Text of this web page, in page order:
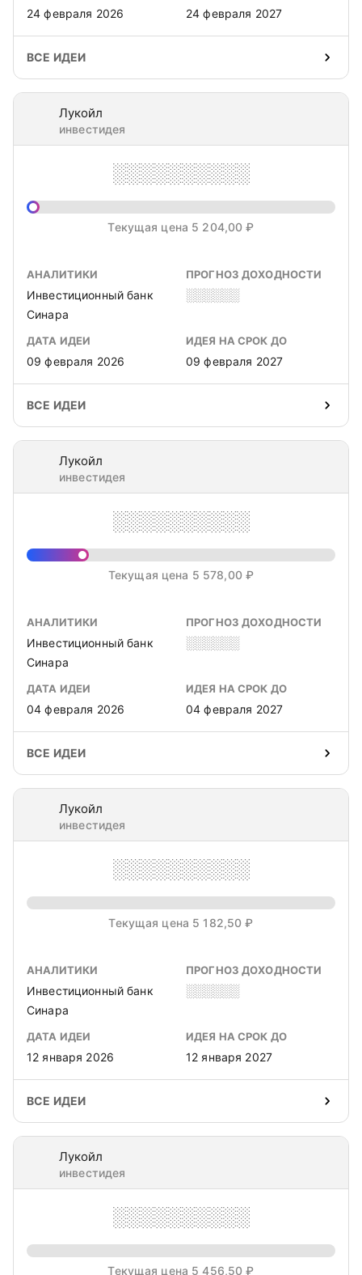
24 февраля 2026 24 февраля 2027
ВСЕ ИДЕИ
Лукойл
инвестидея
░░░░░░░░░░
Текущая цена 5 204,00 ₽
АНАЛИТИКИ
Инвестиционный банк
Синара
ПРОГНОЗ ДОХОДНОСТИ
░░░░░░
ДАТА ИДЕИ
09 февраля 2026
ИДЕЯ НА СРОК ДО
09 февраля 2027
ВСЕ ИДЕИ
Лукойл
инвестидея
░░░░░░░░░░
Текущая цена 5 578,00 ₽
АНАЛИТИКИ
Инвестиционный банк
Синара
ПРОГНОЗ ДОХОДНОСТИ
░░░░░░
ДАТА ИДЕИ
04 февраля 2026
ИДЕЯ НА СРОК ДО
04 февраля 2027
ВСЕ ИДЕИ
Лукойл
инвестидея
░░░░░░░░░░
Текущая цена 5 182,50 ₽
АНАЛИТИКИ
Инвестиционный банк
Синара
ПРОГНОЗ ДОХОДНОСТИ
░░░░░░
ДАТА ИДЕИ
12 января 2026
ИДЕЯ НА СРОК ДО
12 января 2027
ВСЕ ИДЕИ
Лукойл
инвестидея
░░░░░░░░░░
Текущая цена 5 456,50 ₽